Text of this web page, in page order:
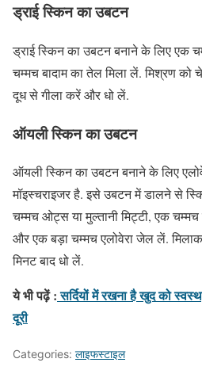
ड्राई स्किन का उबटन
ड्राई स्किन का उबटन बनाने के लिए
चम्मच बादाम का तेल मिला लें. मिश्रण को
दूध से गीला करें और धो लें.
ऑयली स्किन का उबटन
ऑयली स्किन का उबटन बनाने के लिए
मॉइस्चराइजर है. इसे उबटन में डालने से
चम्मच ओट्स या मुल्तानी मिट्टी, एक
और एक बड़ा चम्मच एलोवेरा जेल लें.
मिनट बाद धो लें.
ये भी पढ़ें : सर्दियों में रखना है खुद को
दूरी
Categories: लाइफस्टाइल